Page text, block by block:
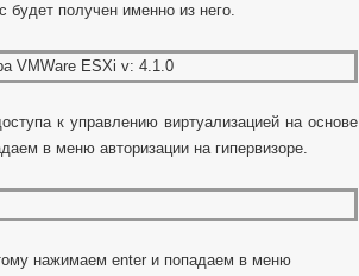
будет получен именно из него.
к управлению виртуализацией на основе
в меню авторизации на гипервизоре.
нажимаем enter и попадаем в меню